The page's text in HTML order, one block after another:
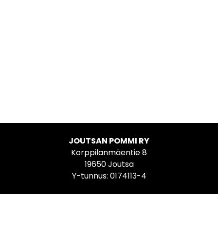
JOUTSAN POMMI RY
Korppilanmäentie 8
19650 Joutsa
Y-tunnus: 0174113-4